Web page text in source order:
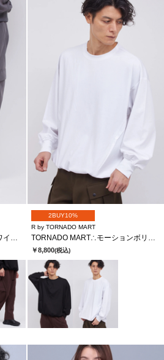
TORNADO MART∴スラッシュワイドカーゴパンツ
2BUY10%
R by TORNADO MART
TORNADO MART∴モーションボリュームナガソデクルーネック
￥8,800(税込)